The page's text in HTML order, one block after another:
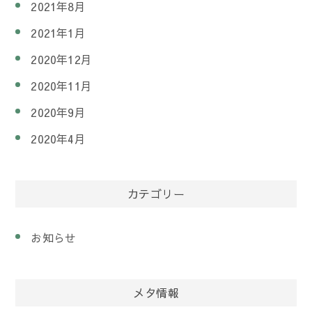
2021年8月
2021年1月
2020年12月
2020年11月
2020年9月
2020年4月
カテゴリー
お知らせ
メタ情報